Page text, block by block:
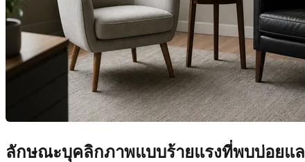
ลักษณะบุคลิกภาพแบบร้ายแรงที่พบบ่อยแล